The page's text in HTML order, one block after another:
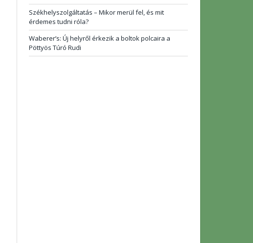
Székhelyszolgáltatás – Mikor merül fel, és mit
érdemes tudni róla?
Waberer’s: Új helyről érkezik a boltok polcaira a
Pöttyös Túró Rudi